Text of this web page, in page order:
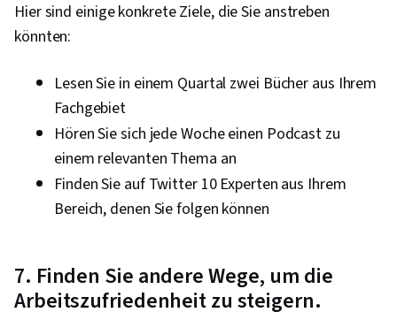
KI, Schnelles Engineering, KI-Kenntnisse,
Kommunikations-Strategien,
Unternehmensanalyse, Engagement der
Interessengruppen, Quantitative Forschung,
Erwartungsmanagement, Problemlösung,
Relationale Datenbanken, Datensicherheit,
Dateiverwaltung, Datenerhebung,
Google Sheets, Datenzugang, Excel-Formeln,
Pivot-Tabellen und Diagramme, Konsolidierung,
Hier sind einige konkrete Ziele, die Sie anstreben
könnten:
Lesen Sie in einem Quartal zwei Bücher aus Ihrem
Fachgebiet
Hören Sie sich jede Woche einen Podcast zu
einem relevanten Thema an
Finden Sie auf Twitter 10 Experten aus Ihrem
Bereich, denen Sie folgen können
7. Finden Sie andere Wege, um die
Arbeitszufriedenheit zu steigern.